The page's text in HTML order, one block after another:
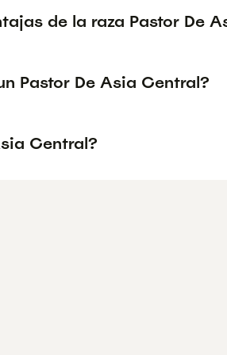
de la raza Pastor De
Pastor De Asia Central?
Central?